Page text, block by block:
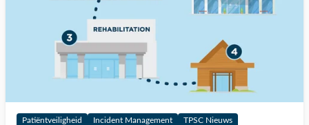
Patiëntveiligheid Incident Management TPSC Nieuws